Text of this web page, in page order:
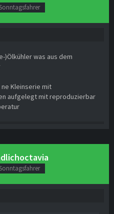
)Ölkühler was aus dem
ne Kleinserie mit
aufgelegt mit reproduzierbar